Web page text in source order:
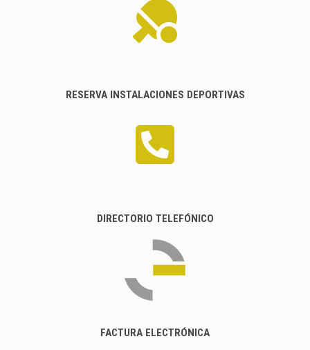
RESERVA INSTALACIONES DEPORTIVAS
DIRECTORIO TELEFÓNICO
FACTURA ELECTRÓNICA